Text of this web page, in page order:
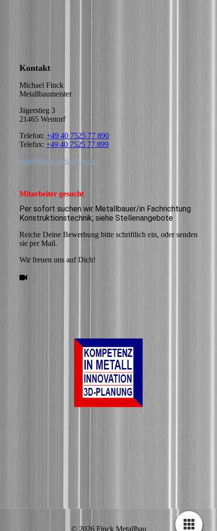
Kontakt
Michael Finck
Metallbaumeister
Jägerstieg 3
21465 Wentorf
Telefon: +49 40 7525 77 890
Telefax: +49 40 7525 77 899
info@finck-metallbau.de
Mitarbeiter gesucht
Per sofort suchen wir Metallbauer/in Fachrichtung
Konstruktionstechnik, siehe Stellenangebote
Reiche Deine Bewerbung bitte schriftlich ein, oder senden
sie per Mail.
Wir freuen uns auf Dich!
© 2026 Finck Metallbau